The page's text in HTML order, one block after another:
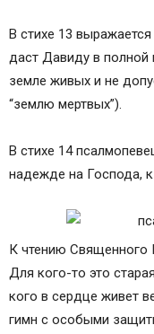
В стихе 13
даст Давиду в
земле живых и не
“землю мертвых”).
В стихе 14
надежде на Господа,
К чтению Священного
Для кого-то это
кого в сердце живет
гимн с особыми